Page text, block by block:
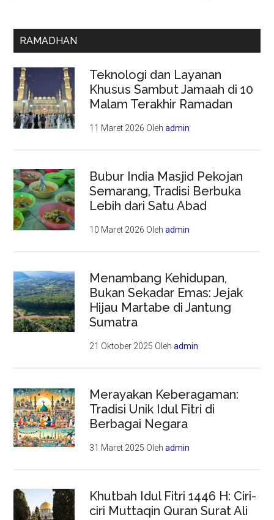
RAMADHAN
Teknologi dan Layanan
Khusus Sambut Jamaah di 10
Malam Terakhir Ramadan
11 Maret 2026 Olehadmin
Bubur India Masjid Pekojan
Semarang, Tradisi Berbuka
Lebih dari Satu Abad
10 Maret 2026 Olehadmin
Menambang Kehidupan,
Bukan Sekadar Emas: Jejak
Hijau Martabe di Jantung
Sumatra
21 Oktober 2025 Olehadmin
Merayakan Keberagaman:
Tradisi Unik Idul Fitri di
Berbagai Negara
31 Maret 2025 Olehadmin
Khutbah Idul Fitri 1446 H: Ciri-
ciri Muttaqin Quran Surat Ali